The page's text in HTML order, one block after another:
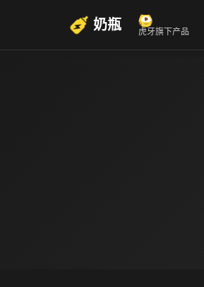
奶瓶 虎牙旗下产品